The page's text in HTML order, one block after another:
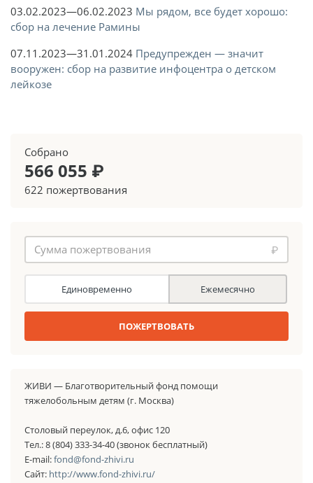
03.02.2023—06.02.2023 Мы рядом, все будет хорошо:
сбор на лечение Рамины
07.11.2023—31.01.2024 Предупрежден — значит
вооружен: сбор на развитие инфоцентра о детском
лейкозе
Собрано
566 055 ₽
622 пожертвования
₽
Единовременно Ежемесячно
ПОЖЕРТВОВАТЬ
ЖИВИ — Благотворительный фонд помощи
тяжелобольным детям (г. Москва)
Столовый переулок, д.6, офис 120
Тел.: 8 (804) 333-34-40 (звонок бесплатный)
E-mail:fond@fond-zhivi.ru
Сайт: http://www.fond-zhivi.ru/